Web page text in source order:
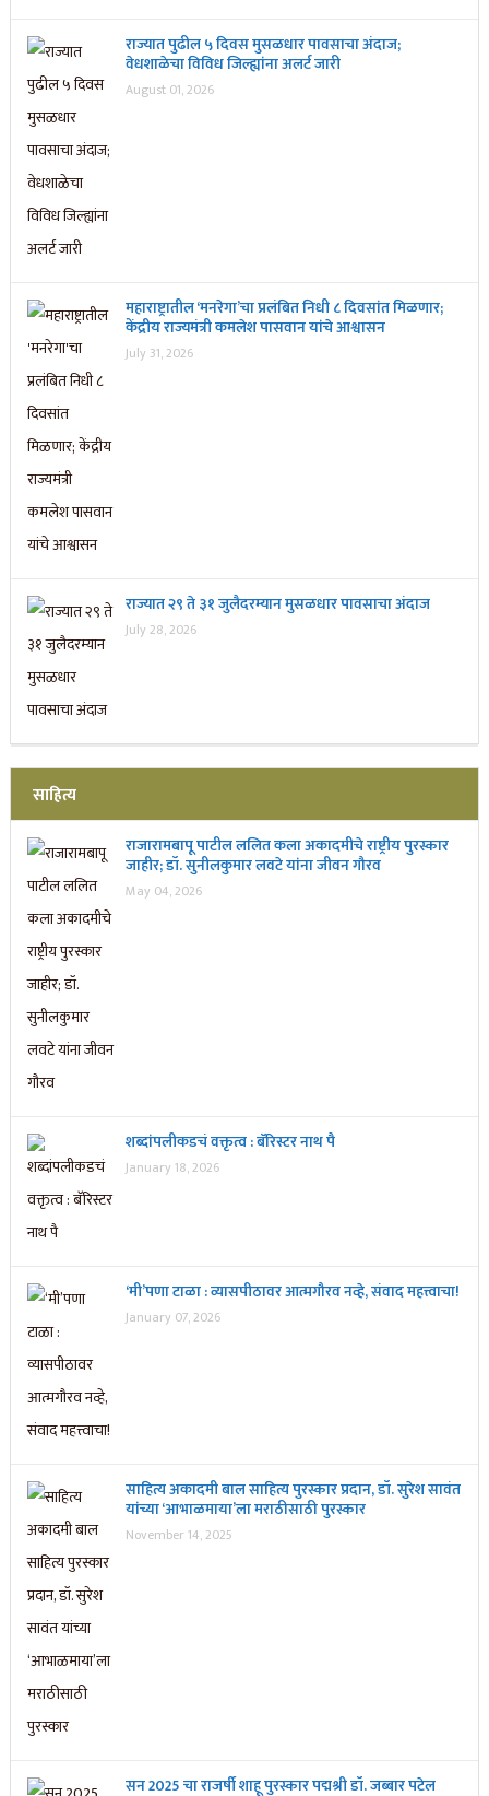
राज्यात पुढील ५ दिवस मुसळधार पावसाचा अंदाज;
वेधशाळेचा विविध जिल्ह्यांना अलर्ट जारी
August 01, 2026
महाराष्ट्रातील ‘मनरेगा’चा प्रलंबित निधी ८ दिवसांत मिळणार;
केंद्रीय राज्यमंत्री कमलेश पासवान यांचे आश्वासन
July 31, 2026
राज्यात २९ ते ३१ जुलैदरम्यान मुसळधार पावसाचा अंदाज
July 28, 2026
साहित्य
राजारामबापू पाटील ललित कला अकादमीचे राष्ट्रीय पुरस्कार
जाहीर; डॉ. सुनीलकुमार लवटे यांना जीवन गौरव
May 04, 2026
शब्दांपलीकडचं वक्तृत्व : बॅरिस्टर नाथ पै
January 18, 2026
‘मी’पणा टाळा : व्यासपीठावर आत्मगौरव नव्हे, संवाद महत्त्वाचा!
January 07, 2026
साहित्य अकादमी बाल साहित्य पुरस्कार प्रदान, डॉ. सुरेश सावंत
यांच्या ‘आभाळमाया’ला मराठीसाठी पुरस्कार
November 14, 2025
सन 2025 चा राजर्षी शाहू पुरस्कार प‌द्मश्री डॉ. जब्बार पटेल